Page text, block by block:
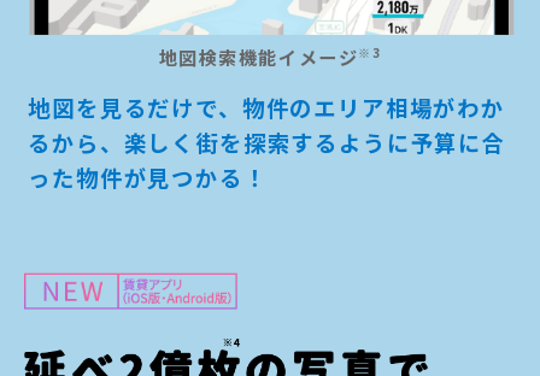
地図検索機能イメージ※3
地図を見るだけで、物件のエリア相場がわか
るから、楽しく街を探索するように予算に合
った物件が見つかる！